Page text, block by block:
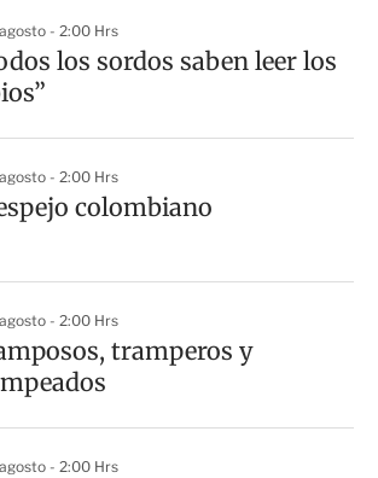
- 2:00 Hrs
los sordos saben leer los
- 2:00 Hrs
colombiano
- 2:00 Hrs
tramperos y
- 2:00 Hrs